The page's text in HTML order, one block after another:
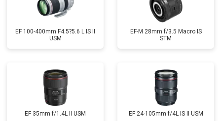
EF 100-400mm F4.5?5.6 L IS II
USM
EF-M 28mm f/3.5 Macro IS
STM
EF 35mm f/1.4L II USM EF 24-105mm f/4L IS II USM